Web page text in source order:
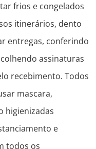
frios e congelados
itinerários, dento
entregas, conferindo
assinaturas
recebimento. Todos
mascara,
higienizadas
e
todos os